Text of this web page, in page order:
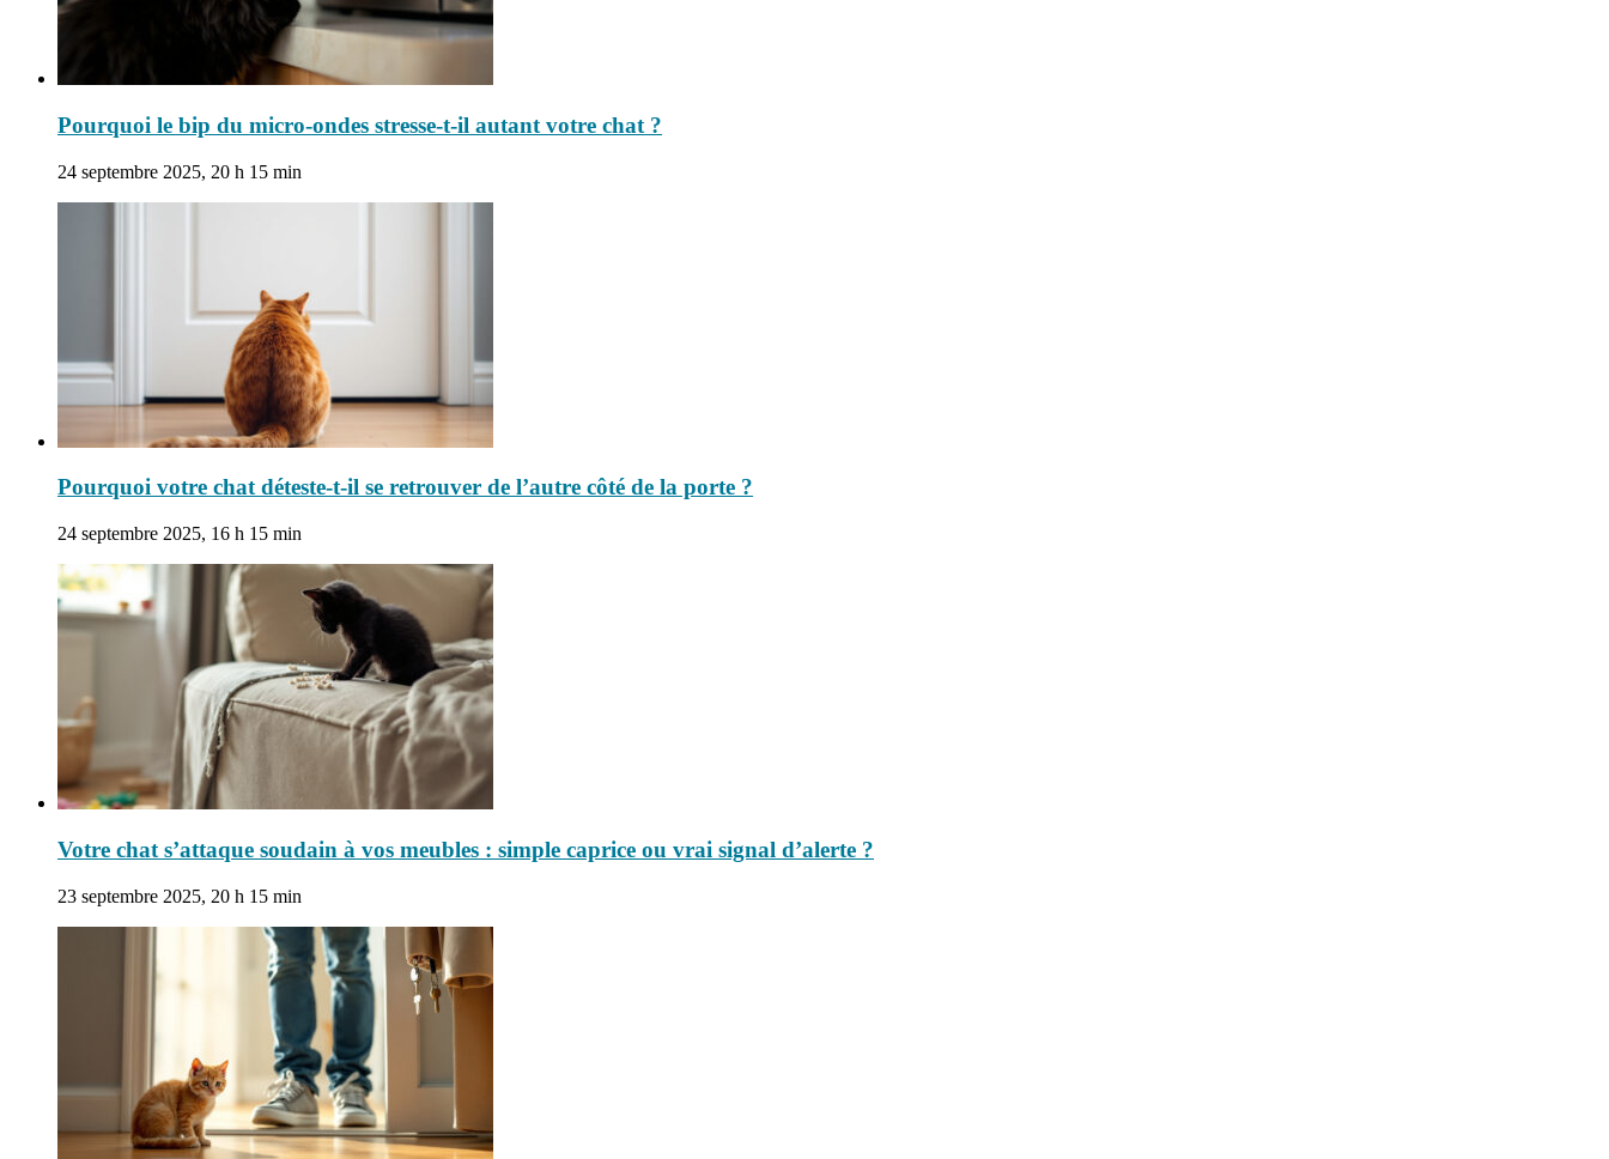
Pourquoi le bip du micro-ondes stresse-t-il autant votre chat ?
24 septembre 2025, 20 h 15 min
Pourquoi votre chat déteste-t-il se retrouver de l’autre côté de la porte ?
24 septembre 2025, 16 h 15 min
Votre chat s’attaque soudain à vos meubles : simple caprice ou vrai signal d’alerte ?
23 septembre 2025, 20 h 15 min